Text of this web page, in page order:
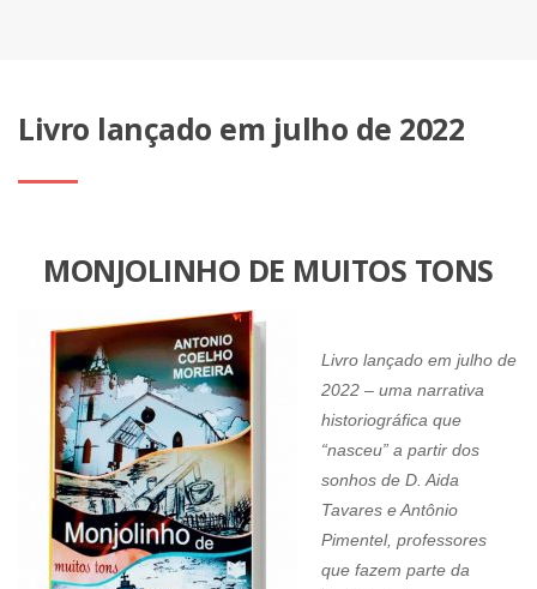
Livro lançado em julho de 2022
MONJOLINHO DE MUITOS TONS
Livro lançado em julho de
2022 – uma narrativa
historiográfica que
“nasceu” a partir dos
sonhos de D. Aida
Tavares e Antônio
Pimentel, professores
que fazem parte da